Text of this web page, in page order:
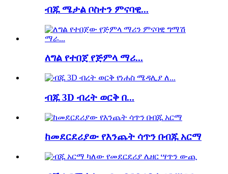
ብጁ ሜታል ቦስተን ምናባዊ...
ለግል የተበጀ የጅምላ ማሪ...
ብጁ 3D ብረት ወርቅ በ...
ከመደርደሪያው የእንጨት ሳጥን በብጁ አርማ